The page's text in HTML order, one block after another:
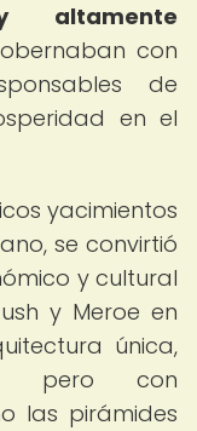
altamente
con
de
en el
yacimientos
se convirtió
y cultural
y Meroe en
única,
pero con
las pirámides